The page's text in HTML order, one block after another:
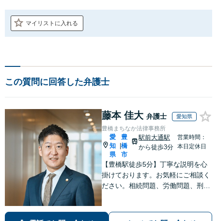
マイリストに入れる
この質問に回答した弁護士
藤本 佳大 弁護士 愛知県
豊橋まちなか法律事務所
愛
知
県
豊
橋
市
駅前大通駅
から徒歩3分
営業時間：
本日定休日
【豊橋駅徒歩5分】丁寧な説明を心
掛けております。お気軽にご相談く
ださい。相続問題、労働問題、刑事
年】